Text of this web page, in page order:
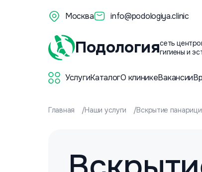
Москва info@podologiya.clinic
Подологиясеть
гигиены и
УслугиКаталогО клиникеВакансии
Главная Наши услуги Вскрытие